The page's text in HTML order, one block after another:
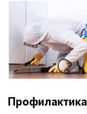
Профилактика